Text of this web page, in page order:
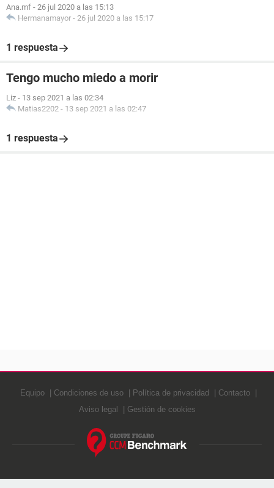
Ana.mf - 26 jul 2020 a las 15:13
Hermanamayor - 26 jul 2020 a las 15:17
1 respuesta
Tengo mucho miedo a morir
Liz - 13 sep 2021 a las 02:34
Matias2202 - 13 sep 2021 a las 02:47
1 respuesta
Equipo Condiciones de uso Política de privacidad
Contacto
Aviso legal
Gestión de cookies